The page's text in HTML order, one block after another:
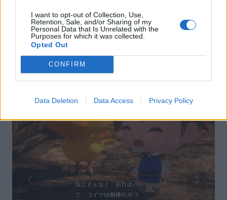
I want to opt-out of Collection, Use,
Retention, Sale, and/or Sharing of my
Personal Data that Is Unrelated with the
Purposes for which it was collected.
Opted Out
CONFIRM
Data Deletion Data Access Privacy Policy
Articoli simili